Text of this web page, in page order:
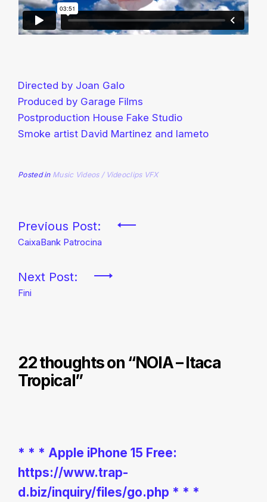
Directed by Joan Galo
Produced by Garage Films
Postproduction House Fake Studio
Smoke artist David Martinez and Iameto
Posted in Music Videos / Videoclips VFX
Navegación
de
entradas
Previous Post:
CaixaBank Patrocina
Next Post:
Fini
22 thoughts on “NOIA – Itaca
Tropical”
* * * Apple iPhone 15 Free:
https://www.trap-
d.biz/inquiry/files/go.php * * *